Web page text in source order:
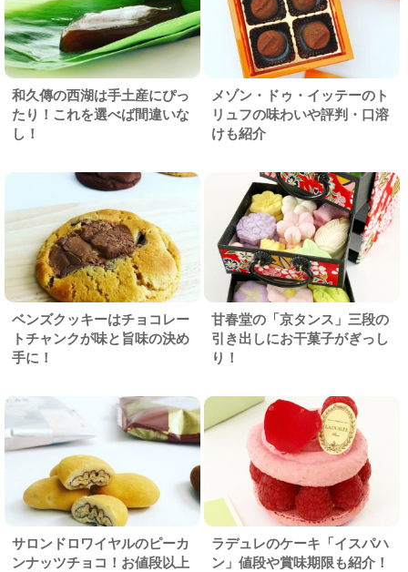
和久傳の西湖は手土産にぴっ
たり！これを選べば間違いな
し！
メゾン・ドゥ・イッテーのト
リュフの味わいや評判・口溶
けも紹介
ベンズクッキーはチョコレー
トチャンクが味と旨味の決め
手に！
甘春堂の「京タンス」三段の
引き出しにお干菓子がぎっし
り！
サロンドロワイヤルのピーカ
ンナッツチョコ！お値段以上
ラデュレのケーキ「イスパハ
ン」値段や賞味期限も紹介！